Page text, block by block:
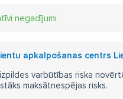
negadījumi
apkalpošanas centrs
varbūtības riska
maksātnespējas risks.